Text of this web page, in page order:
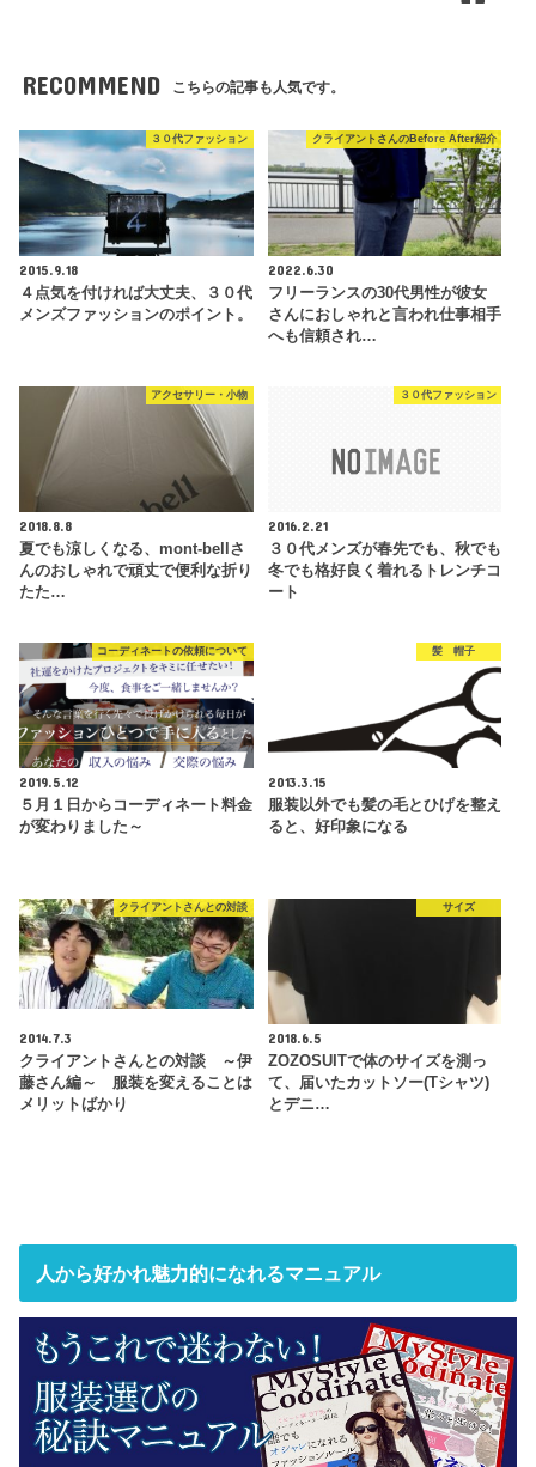
RECOMMEND こちらの記事も人気です。
３０代ファッション
2015.9.18
４点気を付ければ大丈夫、３０代
メンズファッションのポイント。
クライアントさんのBefore After紹介
2022.6.30
フリーランスの30代男性が彼女
さんにおしゃれと言われ仕事相手
へも信頼され…
アクセサリー・小物
2018.8.8
夏でも涼しくなる、mont-bellさ
んのおしゃれで頑丈で便利な折り
たた…
３０代ファッション
2016.2.21
３０代メンズが春先でも、秋でも
冬でも格好良く着れるトレンチコ
ート
コーディネートの依頼について
2019.5.12
５月１日からコーディネート料金
が変わりました～
髪 帽子
2013.3.15
服装以外でも髪の毛とひげを整え
ると、好印象になる
クライアントさんとの対談
2014.7.3
クライアントさんとの対談 ～伊
藤さん編～ 服装を変えることは
メリットばかり
サイズ
2018.6.5
ZOZOSUITで体のサイズを測っ
て、届いたカットソー(Tシャツ)
とデニ…
人から好かれ魅力的になれるマニュアル